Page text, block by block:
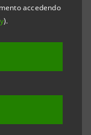
accedendo
).
con basi
percorso
rafforzato le
nuovi
specializzati.
eccellenza